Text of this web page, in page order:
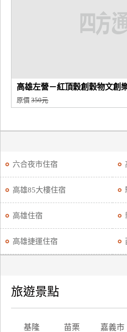
高雄左營－紅頂穀創穀物文創
原價350元
六合夜市住宿
高雄85大樓住宿
高雄住宿
高雄捷運住宿
旅遊景點
基隆 苗栗 嘉義市